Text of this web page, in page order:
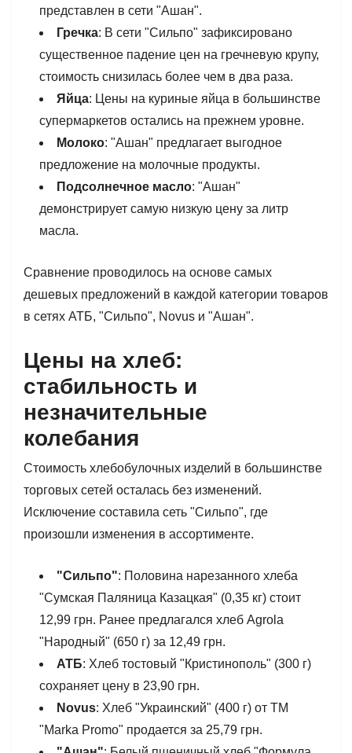
представлен в сети "Ашан".
Гречка: В сети "Сильпо" зафиксировано
существенное падение цен на гречневую крупу,
стоимость снизилась более чем в два раза.
Яйца: Цены на куриные яйца в большинстве
супермаркетов остались на прежнем уровне.
Молоко: "Ашан" предлагает выгодное
предложение на молочные продукты.
Подсолнечное масло: "Ашан"
демонстрирует самую низкую цену за литр
масла.
Сравнение проводилось на основе самых
дешевых предложений в каждой категории товаров
в сетях АТБ, "Сильпо", Novus и "Ашан".
Цены на хлеб:
стабильность и
незначительные
колебания
Стоимость хлебобулочных изделий в большинстве
торговых сетей осталась без изменений.
Исключение составила сеть "Сильпо", где
произошли изменения в ассортименте.
"Сильпо": Половина нарезанного хлеба
"Сумская Паляница Казацкая" (0,35 кг) стоит
12,99 грн. Ранее предлагался хлеб Agrola
"Народный" (650 г) за 12,49 грн.
АТБ: Хлеб тостовый "Кристинополь" (300 г)
сохраняет цену в 23,90 грн.
Novus: Хлеб "Украинский" (400 г) от ТМ
"Marka Promo" продается за 25,79 грн.